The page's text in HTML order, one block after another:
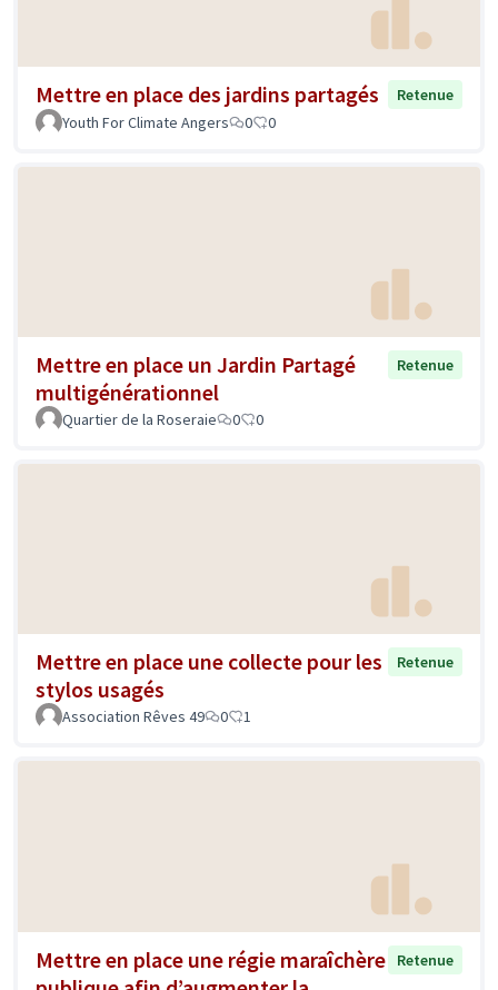
Mettre en place des jardins partagés
Retenue
Youth For Climate Angers
0 0
Mettre en place un Jardin Partagé
multigénérationnel
Retenue
Quartier de la Roseraie 0 0
Mettre en place une collecte pour les
stylos usagés
Retenue
Association Rêves 49 0 1
Mettre en place une régie maraîchère
Retenue